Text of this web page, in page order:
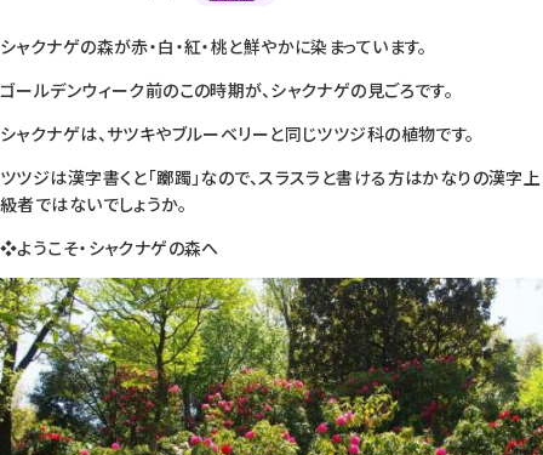
シャクナゲの森が赤・白・紅・桃と鮮やかに染まっています。
ゴールデンウィーク前のこの時期が、シャクナゲの見ごろです。
シャクナゲは、サツキやブルーベリーと同じツツジ科の植物です。
ツツジは漢字書くと「躑躅」なので、スラスラと書ける方はかなりの漢字上
級者ではないでしょうか。
❖ようこそ・シャクナゲの森へ